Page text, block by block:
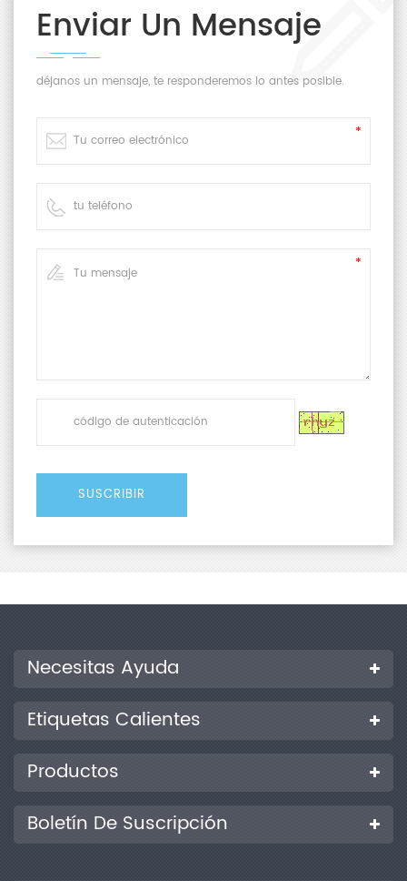
Enviar Un Mensaje
déjanos un mensaje, te responderemos lo antes posible.
Necesitas Ayuda
Etiquetas Calientes
Productos
Boletín De Suscripción